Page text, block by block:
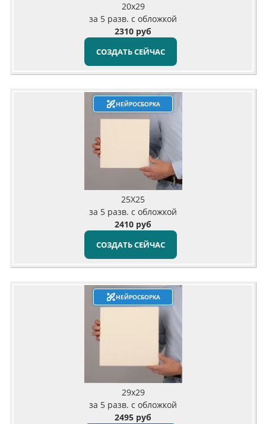
20х29
за 5 разв. с обложкой
2310 руб
СОЗДАТЬ СЕЙЧАС
НЕЙРОСБОРКА
25X25
за 5 разв. с обложкой
2410 руб
СОЗДАТЬ СЕЙЧАС
НЕЙРОСБОРКА
29х29
за 5 разв. с обложкой
2495 руб